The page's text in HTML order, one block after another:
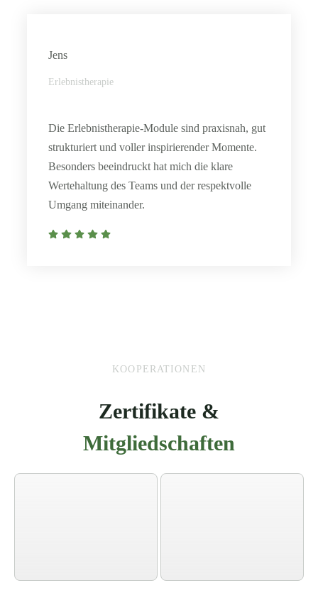
Jens
Erlebnistherapie
Die Erlebnistherapie-Module sind praxisnah, gut
strukturiert und voller inspirierender Momente.
Besonders beeindruckt hat mich die klare
Wertehaltung des Teams und der respektvolle
Umgang miteinander.
KOOPERATIONEN
Zertifikate &
Mitgliedschaften